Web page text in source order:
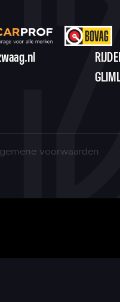
voorwaarden